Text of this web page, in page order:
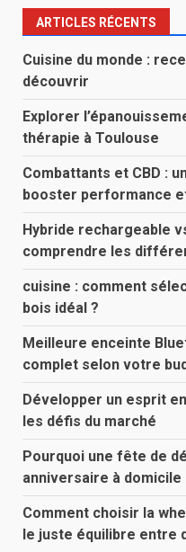
ARTICLES RÉCENTS
Cuisine du monde :
découvrir
Explorer
thérapie à Toulouse
Combattants et CBD :
booster performance
Hybride rechargeable
comprendre les
cuisine : comment
bois idéal ?
Meilleure enceinte
complet selon votre
Développer un esprit
les défis du marché
Pourquoi une fête de
anniversaire à domicile
Comment choisir la
le juste équilibre entre